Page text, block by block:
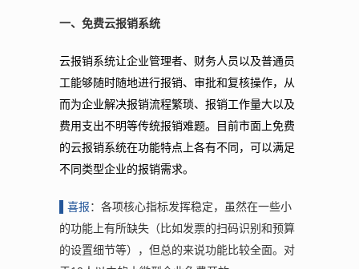
一、免费云报销系统
云报销系统让企业管理者、财务人员以及普通员
工能够随时随地进行报销、审批和复核操作，从
而为企业解决报销流程繁琐、报销工作量大以及
费用支出不明等传统报销难题。目前市面上免费
的云报销系统在功能特点上各有不同，可以满足
不同类型企业的报销需求。
喜报：各项核心指标发挥稳定，虽然在一些小
的功能上有所缺失（比如发票的扫码识别和预算
的设置细节等），但总的来说功能比较全面。对